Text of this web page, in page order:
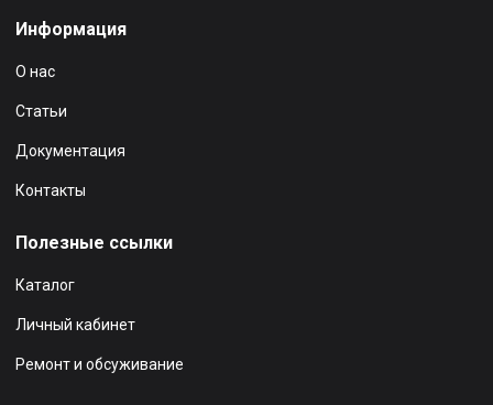
Информация
О нас
Статьи
Документация
Контакты
Полезные ссылки
Каталог
Личный кабинет
Ремонт и обсуживание